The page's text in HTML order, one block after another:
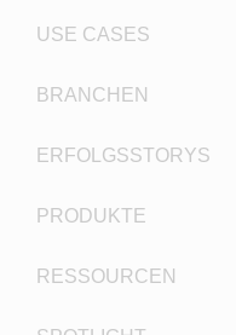
USE CASES
BRANCHEN
ERFOLGSSTORYS
PRODUKTE
RESSOURCEN